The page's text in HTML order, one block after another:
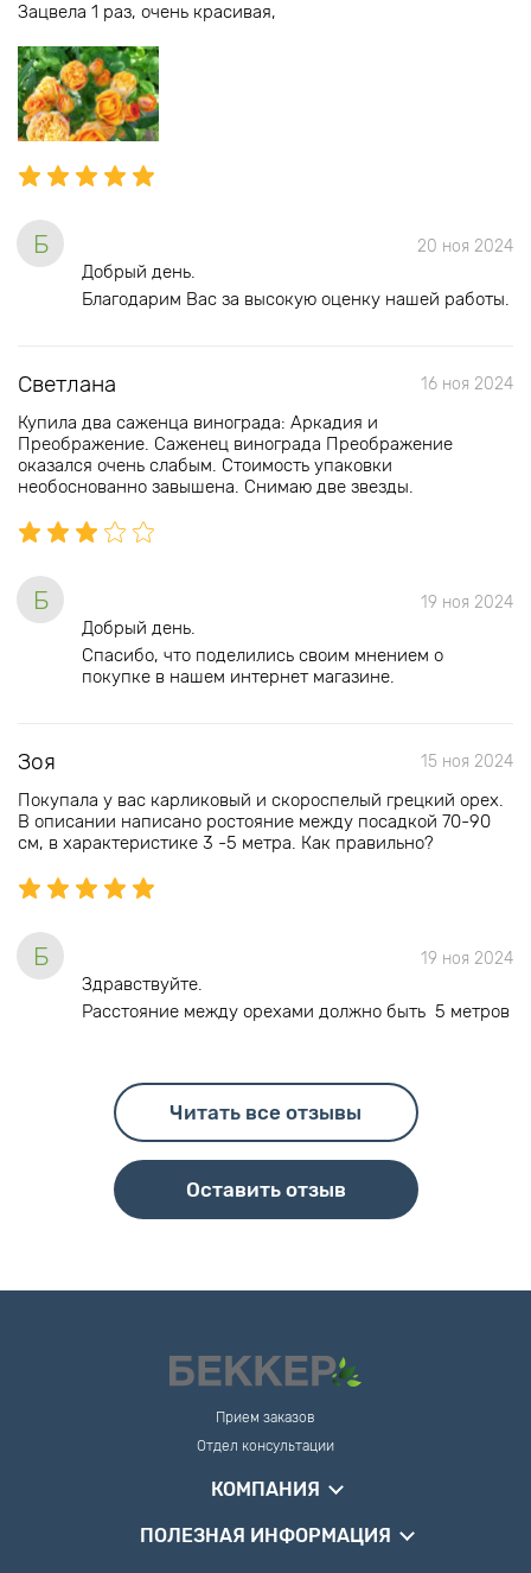
Зацвела 1 раз, очень красивая,
Б 20 ноя 2024
Добрый день.
Благодарим Вас за высокую оценку нашей работы.
Светлана 16 ноя 2024
Купила два саженца винограда: Аркадия и
Преображение. Саженец винограда Преображение
оказался очень слабым. Стоимость упаковки
необоснованно завышена. Снимаю две звезды.
Б 19 ноя 2024
Добрый день.
Спасибо, что поделились своим мнением о
покупке в нашем интернет магазине.
Зоя 15 ноя 2024
Покупала у вас карликовый и скороспелый грецкий орех.
В описании написано ростояние между посадкой 70-90
см, в характеристике 3 -5 метра. Как правильно?
Б 19 ноя 2024
Здравствуйте.
Расстояние между орехами должно быть 5 метров
Читать все отзывы
Оставить отзыв
Прием заказов
Отдел консультации
КОМПАНИЯ
ПОЛЕЗНАЯ ИНФОРМАЦИЯ